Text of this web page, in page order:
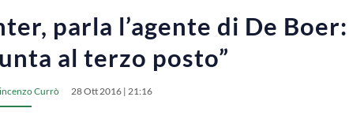
parla l’agente di De
al terzo posto”
Currò 28 Ott 2016 | 21:16